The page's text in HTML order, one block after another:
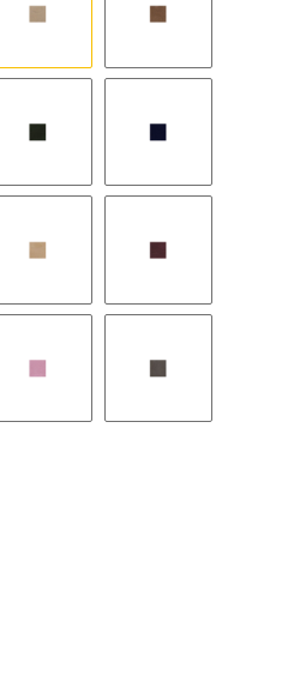
2381 2491
949 951
hellbeige maulbeere